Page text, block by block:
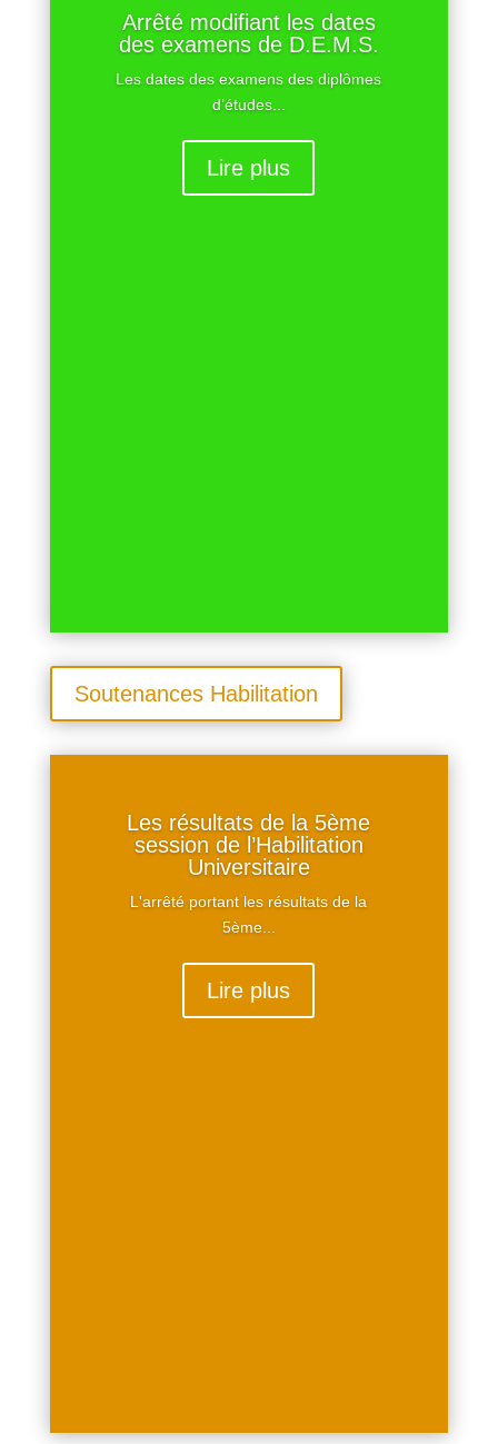
Arrêté modifiant les dates
des examens de D.E.M.S.
Les dates des examens des diplômes
d’études...
Lire plus
Soutenances Habilitation
Les résultats de la 5ème
session de l’Habilitation
Universitaire
L'arrêté portant les résultats de la
5ème...
Lire plus